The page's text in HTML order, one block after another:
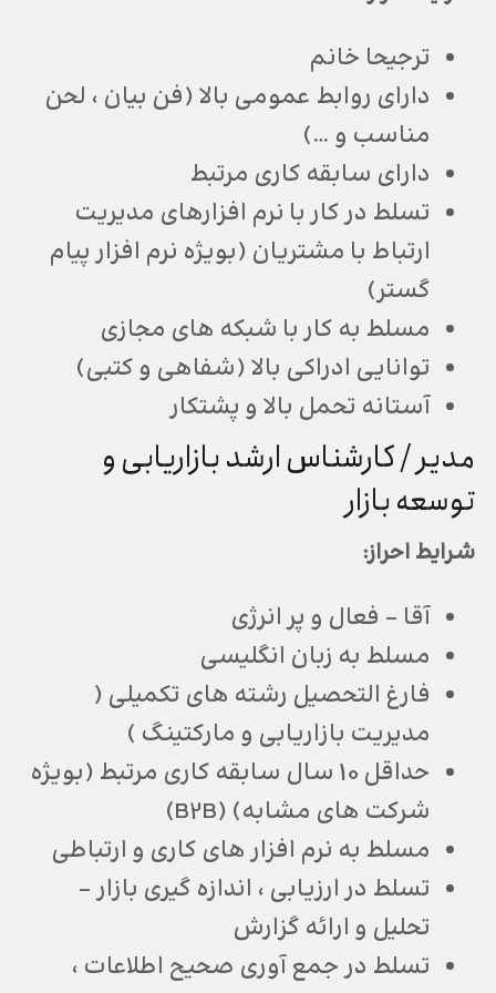
ترجیحا خانم
دارای روابط عمومی بالا (فن بیان ، لحن
مناسب و …)
دارای سابقه کاری مرتبط
تسلط در کار با نرم افزارهای مدیریت
ارتباط با مشتریان (بویژه نرم افزار پیام
گستر)
مسلط به کار با شبکه های مجازی
توانایی ادراکی بالا (شفاهی و کتبی)
آستانه تحمل بالا و پشتکار
مدیر / کارشناس ارشد بازاریابی و
توسعه بازار
شرایط احراز:
آقا – فعال و پر انرژی
مسلط به زبان انگلیسی
فارغ التحصیل رشته های تکمیلی (
مدیریت بازاریابی و مارکتینگ )
حداقل 10 سال سابقه کاری مرتبط (بویژه
شرکت های مشابه) (B2B)
مسلط به نرم افزار های کاری و ارتباطی
تسلط در ارزیابی ، اندازه گیری بازار –
تحلیل و ارائه گزارش
تسلط در جمع آوری صحیح اطلاعات ،